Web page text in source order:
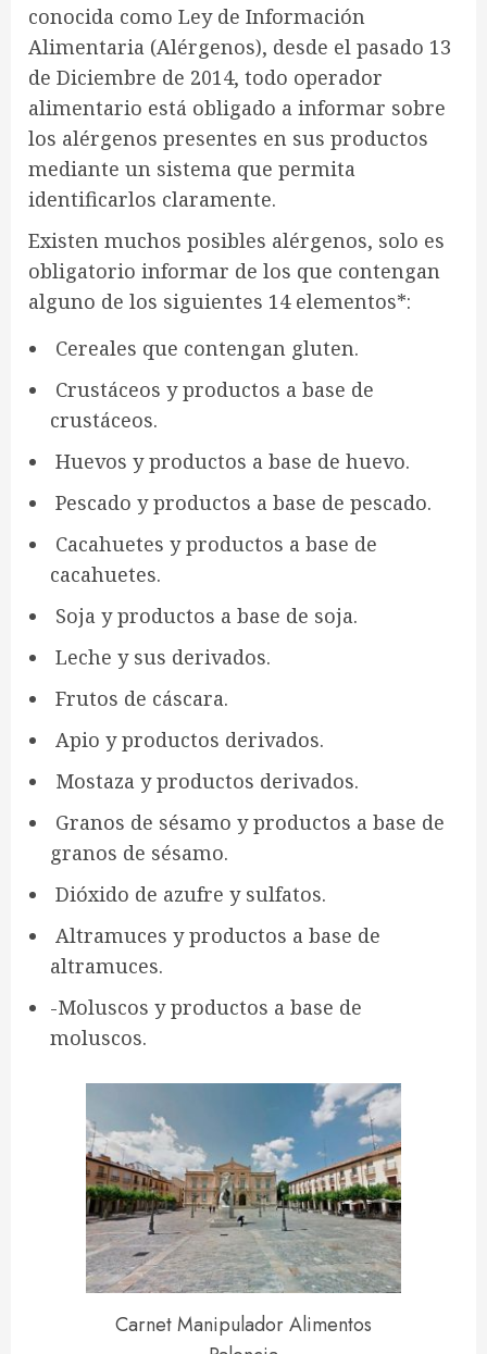
conocida como Ley de Información
Alimentaria (Alérgenos), desde el pasado 13
de Diciembre de 2014, todo operador
alimentario está obligado a informar sobre
los alérgenos presentes en sus productos
mediante un sistema que permita
identificarlos claramente.
Existen muchos posibles alérgenos, solo es
obligatorio informar de los que contengan
alguno de los siguientes 14 elementos*:
Cereales que contengan gluten.
Crustáceos y productos a base de
crustáceos.
Huevos y productos a base de huevo.
Pescado y productos a base de pescado.
Cacahuetes y productos a base de
cacahuetes.
Soja y productos a base de soja.
Leche y sus derivados.
Frutos de cáscara.
Apio y productos derivados.
Mostaza y productos derivados.
Granos de sésamo y productos a base de
granos de sésamo.
Dióxido de azufre y sulfatos.
Altramuces y productos a base de
altramuces.
-Moluscos y productos a base de
moluscos.
Carnet Manipulador Alimentos